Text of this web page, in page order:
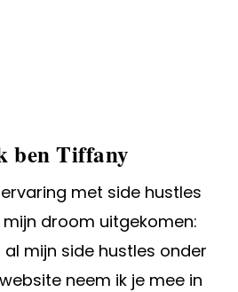
ben Tiffany
ervaring met side hustles
droom uitgekomen:
mijn side hustles onder
neem ik je mee in